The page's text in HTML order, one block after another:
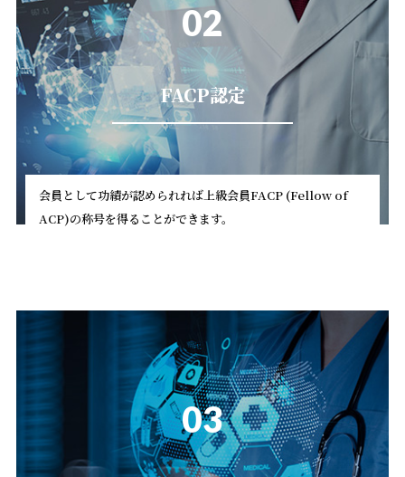
02
FACP認定
会員として功績が認められれば上級会員FACP (Fellow of
ACP)の称号を得ることができます。
03